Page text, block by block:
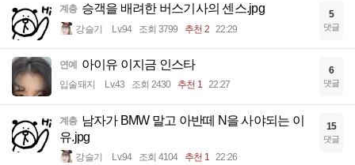
계층 승객을 배려한 버스기사의 센스.jpg
강슬기 Lv.94 조회 3799 추천 2 22:29
5
댓글
연예 아이유 이지금 인스타
입술돼지 Lv.43 조회 2430 추천 1 22:27
6
댓글
계층 남자가 BMW 말고 아반떼 N을 사야되는 이
유.jpg
강슬기 Lv.94 조회 4104 추천 1 22:26
15
댓글